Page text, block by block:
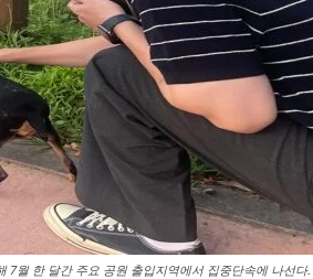
7월 한 달간 주요 공원 출입지역에서 집중단속에 나선다.